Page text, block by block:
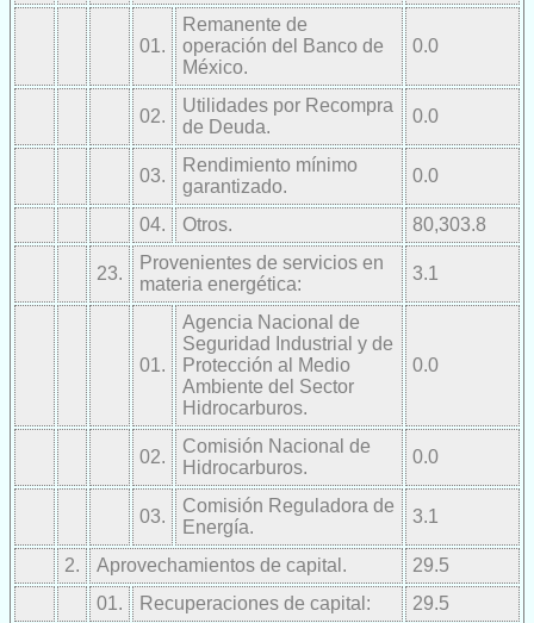
01.
Remanente de
operación del Banco de
México.
0.0
02.
Utilidades por Recompra
de Deuda.
0.0
03.
Rendimiento mínimo
garantizado.
0.0
04. Otros. 80,303.8
23.
Provenientes de servicios en
materia energética:
3.1
01.
Agencia Nacional de
Seguridad Industrial y de
Protección al Medio
Ambiente del Sector
Hidrocarburos.
0.0
02.
Comisión Nacional de
Hidrocarburos.
0.0
03.
Comisión Reguladora de
Energía.
3.1
2. Aprovechamientos de capital.
29.5
01.
Recuperaciones de capital: 29.5